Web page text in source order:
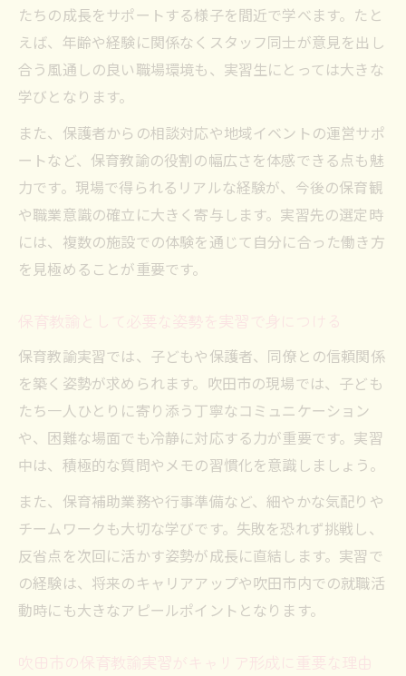
保育教諭実習で実践できる待機児童対策の
知恵
吹田市の待機児童事情を保育教諭実習で体
感
保育教諭実習が待機児童解消に役立つ理由
待機児童対策を踏まえた保育教諭実習の工
夫
保育教諭目線で学ぶ吹田市の待機児童対策
保育教諭が実践する吹田市の情報収集術
保育教諭が活用する吹田市公式情報収集法
保育教諭実習中に役立つ問い合わせ活用術
査
保育教諭が使うキャリアアップ研修情報の
探し方
実習前に知りたい保育教諭向け吹田市の最
吹田市で広がる保育教諭キャリアの可能性
保育教諭実習が吹田市で開く多様なキャリ
ア
吹田市の現場で広がる保育教諭の進路選択
保育教諭が目指せる吹田市の成長フィール
たちの成長をサポートする様子を間近で学べます。たと
えば、年齢や経験に関係なくスタッフ同士が意見を出し
合う風通しの良い職場環境も、実習生にとっては大きな
学びとなります。
また、保護者からの相談対応や地域イベントの運営サポ
ートなど、保育教諭の役割の幅広さを体感できる点も魅
力です。現場で得られるリアルな経験が、今後の保育観
や職業意識の確立に大きく寄与します。実習先の選定時
には、複数の施設での体験を通じて自分に合った働き方
を見極めることが重要です。
保育教諭として必要な姿勢を実習で身につける
保育教諭実習では、子どもや保護者、同僚との信頼関係
を築く姿勢が求められます。吹田市の現場では、子ども
たち一人ひとりに寄り添う丁寧なコミュニケーション
や、困難な場面でも冷静に対応する力が重要です。実習
中は、積極的な質問やメモの習慣化を意識しましょう。
また、保育補助業務や行事準備など、細やかな気配りや
チームワークも大切な学びです。失敗を恐れず挑戦し、
反省点を次回に活かす姿勢が成長に直結します。実習で
の経験は、将来のキャリアアップや吹田市内での就職活
動時にも大きなアピールポイントとなります。
吹田市の保育教諭実習がキャリア形成に重要な理由